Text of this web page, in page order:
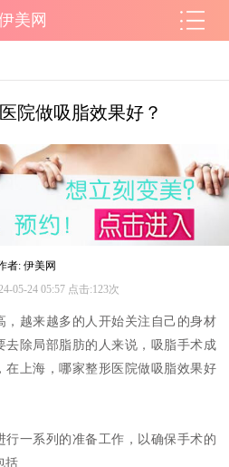
美网
院做吸脂效果好？
者: 伊美网
05-24 05:57 点击:123次
，越来越多的人开始关注自己的身材
去除局部脂肪的人来说，吸脂手术成
在上海，哪家整形医院做吸脂效果好
行一系列的准备工作，以确保手术的
括